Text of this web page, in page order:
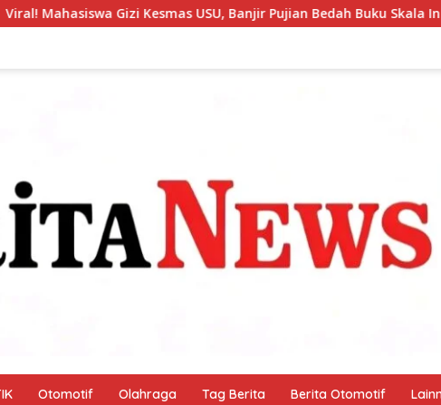
Banjir Pujian Bedah Buku Skala International Dari 70 Ribu Rupiah
Otomotif Olahraga Tag Berita Berita Otomotif